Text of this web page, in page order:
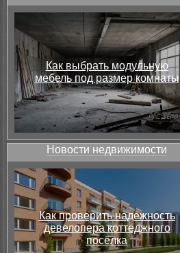
Как выбрать модульную
мебель под размер комнаты
Новости недвижимости
Как проверить надёжность
девелопера коттеджного
посёлка